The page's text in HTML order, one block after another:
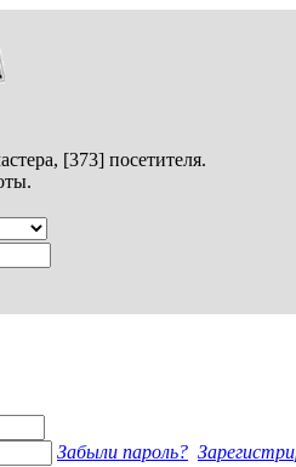
[373] посетителя.
Забыли пароль?